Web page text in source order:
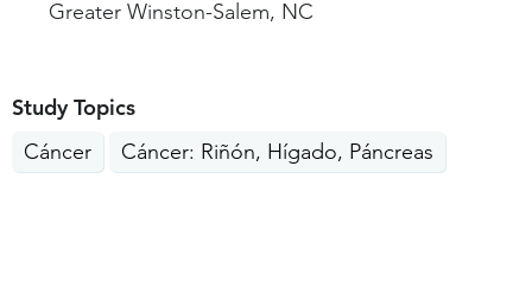
Greater Winston-Salem, NC
Study Topics
Cáncer Cáncer: Riñón, Hígado, Páncreas